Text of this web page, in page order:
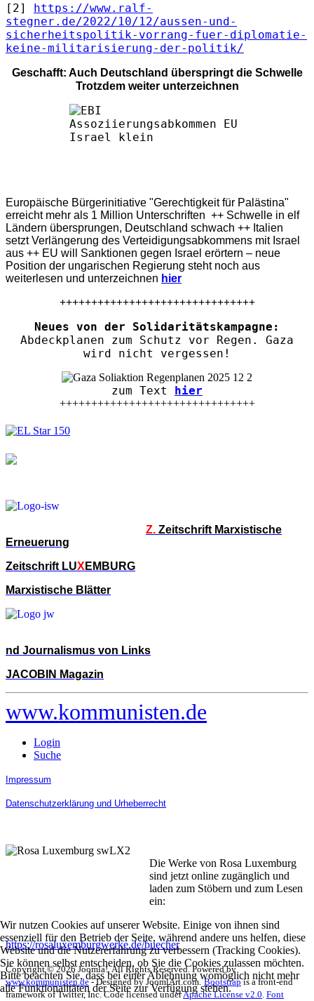
[2] https://www.ralf-
stegner.de/2022/10/12/aussen-und-
sicherheitspolitik-vorrang-fuer-diplomatie-
keine-militarisierung-der-politik/
Geschafft: Auch Deutschland überspringt die Schwelle
Trotzdem weiter unterzeichnen
Europäische Bürgerinitiative "Gerechtigkeit für Palästina"
erreicht mehr als 1 Million Unterschriften ++ Schwelle in elf
Ländern übersprungen, Deutschland schwach ++ Italien
setzt Verlängerung des Verteidigungsabkommens mit Israel
aus ++ EU will Sanktionen gegen Israel erörtern – neue
Position der ungarischen Regierung steht noch aus
weiterlesen und unterzeichnen hier
+++++++++++++++++++++++++++++++
Neues von der Solidaritätskampagne:
Abdeckplanen zum Schutz vor Regen. Gaza
wird nicht vergessen!
zum Text hier
+++++++++++++++++++++++++++++++
Z. Zeitschrift Marxistische
Erneuerung
Zeitschrift LUX EMBURG
Marxistische Blätter
nd Journalismus von Links
JACOBIN Magazin
www.kommunisten.de
Login
Suche
Impressum
Datenschutzerklärung und Urheberrecht
Die Werke von Rosa Luxemburg
sind jetzt online zugänglich und
laden zum Stöbern und zum Lesen
ein:
https://rosaluxemburgwerke.de/buecher
Copyright © 2026 Joomla!. All Rights Reserved. Powered by
www.kommunisten.de- Designed by JoomlArt.com. Bootstrapis a front-end
framework of Twitter, Inc. Code licensed underApache License v2.0 Font
Wir nutzen Cookies auf unserer Website. Einige von ihnen sind
essenziell für den Betrieb der Seite, während andere uns helfen, diese
Website und die Nutzererfahrung zu verbessern (Tracking Cookies).
Sie können selbst entscheiden, ob Sie die Cookies zulassen möchten.
Bitte beachten Sie, dass bei einer Ablehnung womöglich nicht mehr
alle Funktionalitäten der Seite zur Verfügung stehen.